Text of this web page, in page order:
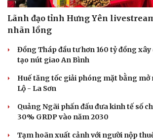
Văn hóa
Văn học
Âm nhạc
Di sản
Thời trang
Lãnh đạo tỉnh Hưng Yên
nhãn lồng
Đồng Tháp đầu tư hơn 160 tỷ đồng xây
tạo nút giao An Bình
Huế tăng tốc giải phóng mặt bằng mở
Lộ - La Sơn
Quảng Ngãi phấn đấu đưa kinh tế số
30% GRDP vào năm 2030
Tạm hoãn xuất cảnh với người nộp